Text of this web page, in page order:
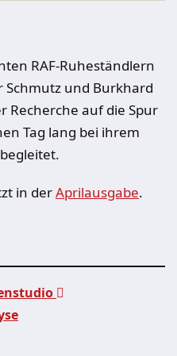
RAF-Ruheständlern
Schmutz und Burkhard
Recherche auf die Spur
Tag lang bei ihrem
in derAprilausgabe.